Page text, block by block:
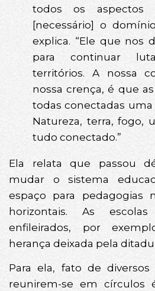
todos os
[necessário] o
explica. “Ele que nos
para continuar
territórios. A nossa
nossa crença, é que
todas conectadas uma
Natureza, terra, fogo,
tudo conectado.”
Ela relata que passou
mudar o sistema
espaço para pedagogias
horizontais. As
enfileirados, por
herança deixada pela
Para ela, fato de diversos
reunirem-se em círculos